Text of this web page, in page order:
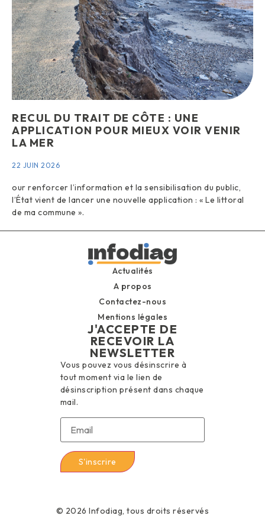
RECUL DU TRAIT DE CÔTE : UNE
APPLICATION POUR MIEUX VOIR VENIR
LA MER
22 JUIN 2026
our renforcer l’information et la sensibilisation du public,
l’État vient de lancer une nouvelle application : « Le littoral
de ma commune ».
Actualités
A propos
Contactez-nous
Mentions légales
J'ACCEPTE DE
RECEVOIR LA
NEWSLETTER
Vous pouvez vous désinscrire à
tout moment via le lien de
désinscription présent dans chaque
mail.
© 2026 Infodiag, tous droits réservés